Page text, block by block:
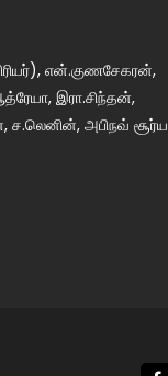
என்.குணசேகரன்,
இரா.சிந்தன்,
அபிநவ்